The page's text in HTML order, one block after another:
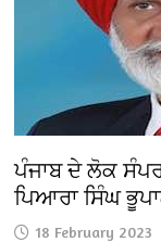
ਪੰਜਾਬ ਦੇ ਲੋਕ
ਪਿਆਰਾ ਸਿੰਘ
18 February 2023